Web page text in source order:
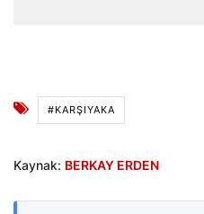
#KARŞIYAKA
Kaynak: BERKAY ERDEN